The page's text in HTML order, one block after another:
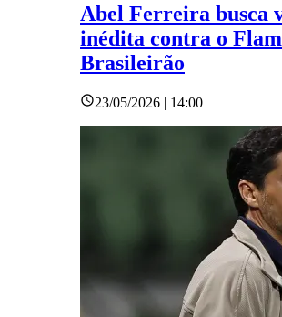
Abel Ferreira busca
inédita contra o
Brasileirão
23/05/2026 | 14:00